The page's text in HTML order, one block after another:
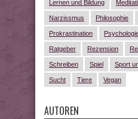
Lernen und Bildung
Narzissmus Philosophie
Prokrastination
Ratgeber Rezension
Schreiben Spiel Sport
Sucht Tiere Vegan
AUTOREN